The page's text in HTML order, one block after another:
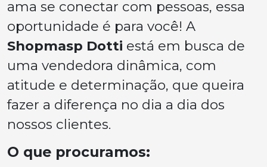
ama se conectar com pessoas, essa
oportunidade é para você! A
Shopmasp Dotti está em busca de
uma vendedora dinâmica, com
atitude e determinação, que queira
fazer a diferença no dia a dia dos
nossos clientes.
O que procuramos: